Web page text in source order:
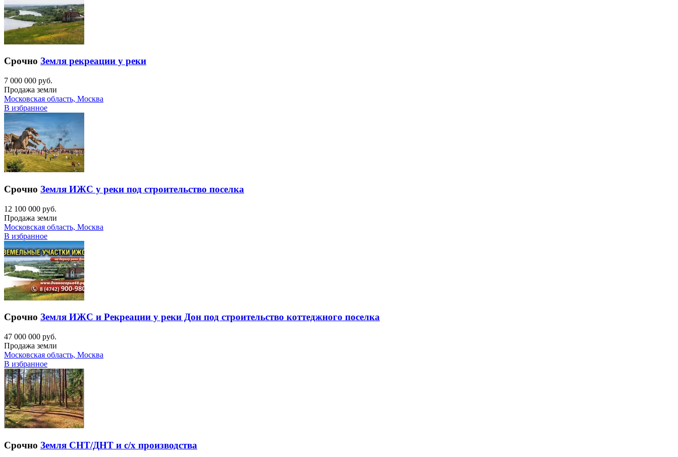
Срочно Земля рекреации у реки
7 000 000 руб.
Продажа земли
Московская область, Москва
В избранное
Срочно Земля ИЖС у реки под строительство поселка
12 100 000 руб.
Продажа земли
Московская область, Москва
В избранное
Срочно Земля ИЖС и Рекреации у реки Дон под строительство коттеджного поселка
47 000 000 руб.
Продажа земли
Московская область, Москва
В избранное
Срочно Земля СНТ/ДНТ и с/х производства